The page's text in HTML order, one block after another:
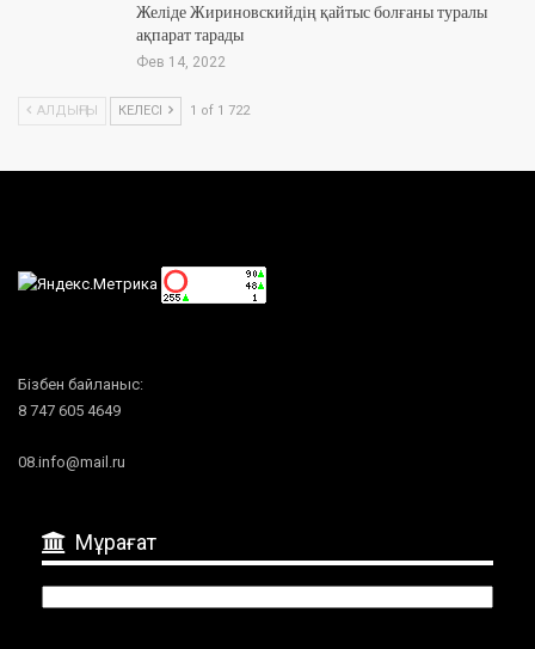
Желіде Жириновскийдің қайтыс болғаны туралы
ақпарат тарады
Фев 14, 2022
АЛДЫҢҒЫ КЕЛЕСІ 1 of 1 722
Бізбен байланыс:
8 747 605 4649
08.info@mail.ru
Мұрағат